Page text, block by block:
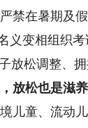
禁在暑期及
义变相组织考
松调整、拥
放松也是滋养
童、流动儿